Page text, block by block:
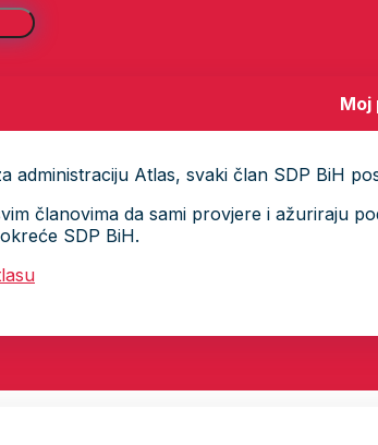
Moj
administraciju Atlas, svaki član SDP BiH
članovima da sami provjere i ažuriraju
SDP BiH.